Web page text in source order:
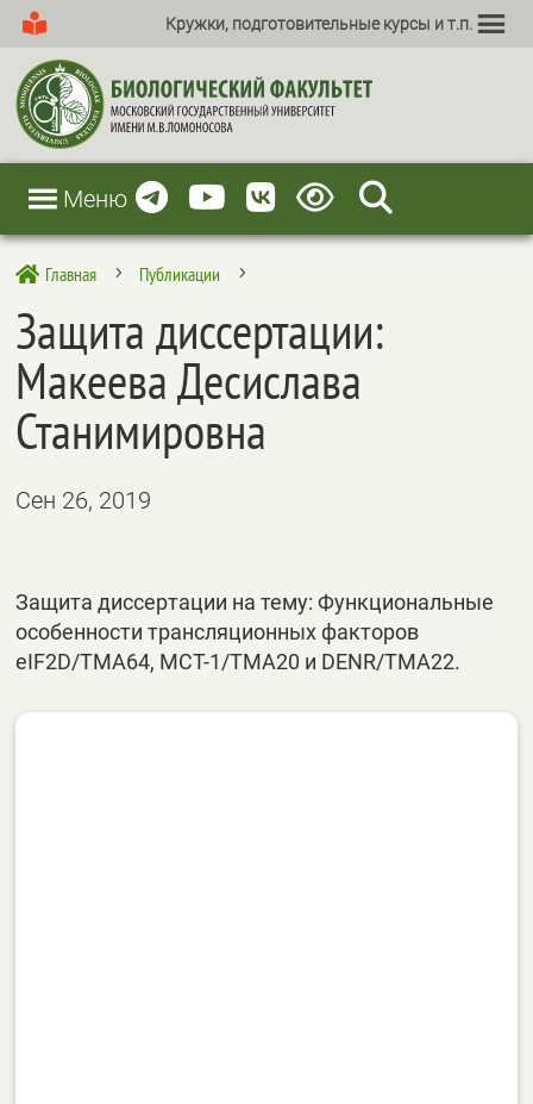
Кружки, подготовительные курсы и т.п.
Меню
 Главная 5 Публикации 5
Защита диссертации:
Макеева Десислава
Станимировна
Сен 26, 2019
Защита диссертации на тему: Функциональные
особенности трансляционных факторов
eIF2D/TMA64, MCT-1/TMA20 и DENR/TMA22.